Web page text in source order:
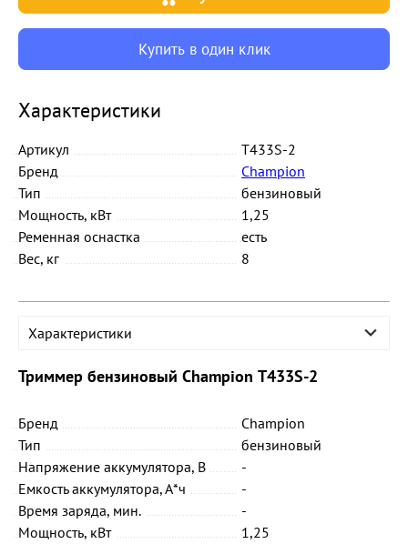
Купить в один клик
Характеристики
Артикул
T433S-2
Бренд
Champion
Тип
бензиновый
Мощность, кВт
1,25
Ременная оснастка
есть
Вес, кг
8
Характеристики
Триммер бензиновый Champion Т433S-2
Бренд
Champion
Тип
бензиновый
Напряжение аккумулятора, В
-
Емкость аккумулятора, А*ч
-
Время заряда, мин.
-
Мощность, кВт
1,25